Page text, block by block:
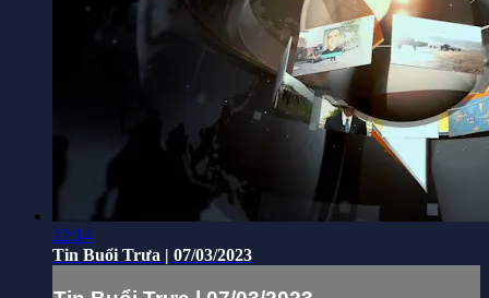
22:14
Tin Buổi Trưa | 07/03/2023